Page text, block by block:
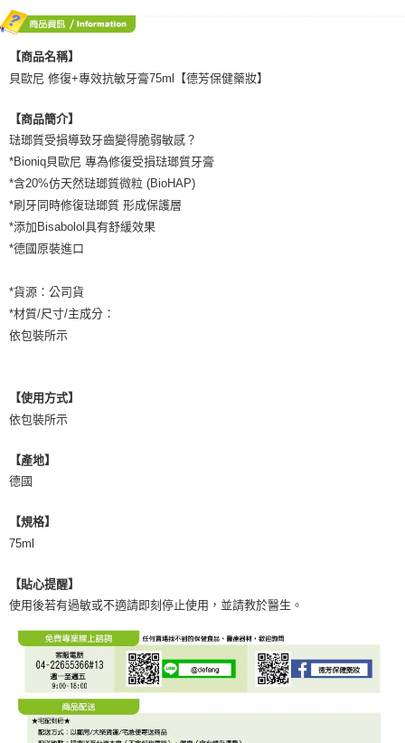
【商品名稱】
貝歐尼 修復+專效抗敏牙膏75ml【德芳保健藥妝】
【商品簡介】
琺瑯質受損導致牙齒變得脆弱敏感？
*Bioniq貝歐尼 專為修復受損琺瑯質牙膏
*含20%仿天然琺瑯質微粒 (BioHAP)​
*刷牙同時修復琺瑯質 形成保護層
*添加Bisabolol具有舒緩效果
*德國原裝進口
*貨源：公司貨
*材質/尺寸/主成分：
依包裝所示
【使用方式】
依包裝所示
【產地】
德國
【規格】
75ml
【貼心提醒】
使用後若有過敏或不適請即刻停止使用，並請教於醫生。